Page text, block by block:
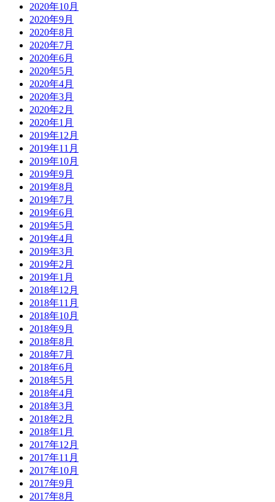
2020年10月
2020年9月
2020年8月
2020年7月
2020年6月
2020年5月
2020年4月
2020年3月
2020年2月
2020年1月
2019年12月
2019年11月
2019年10月
2019年9月
2019年8月
2019年7月
2019年6月
2019年5月
2019年4月
2019年3月
2019年2月
2019年1月
2018年12月
2018年11月
2018年10月
2018年9月
2018年8月
2018年7月
2018年6月
2018年5月
2018年4月
2018年3月
2018年2月
2018年1月
2017年12月
2017年11月
2017年10月
2017年9月
2017年8月